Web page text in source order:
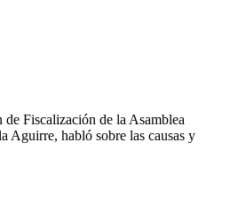
Fiscalización de la Asamblea
Aguirre, habló sobre las causas y